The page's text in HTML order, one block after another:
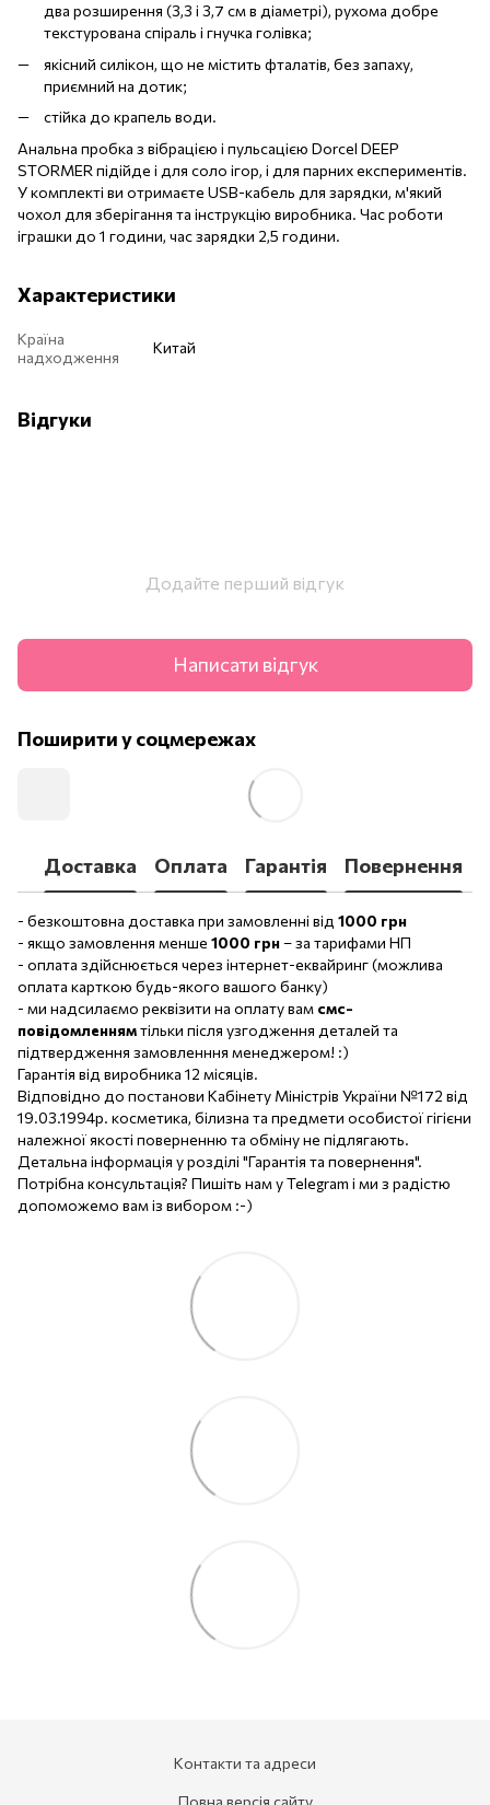
два розширення (3,3 і 3,7 см в діаметрі), рухома добре
текстурована спіраль і гнучка голівка;
якісний силікон, що не містить фталатів, без запаху,
приємний на дотик;
стійка до крапель води.
Анальна пробка з вібрацією і пульсацією Dorcel DEEP
STORMER підійде і для соло ігор, і для парних експериментів.
У комплекті ви отримаєте USB-кабель для зарядки, м'який
чохол для зберігання та інструкцію виробника. Час роботи
іграшки до 1 години, час зарядки 2,5 години.
Характеристики
Країна
надходження
Китай
Відгуки
Додайте перший відгук
Написати відгук
Поширити у соцмережах
Доставка Оплата Гарантія Повернення
- безкоштовна доставка при замовленні від 1000 грн
- якщо замовлення менше 1000 грн– за тарифами НП
- оплата здійснюється через інтернет-еквайринг (можлива
оплата карткою будь-якого вашого банку)
- ми надсилаємо реквізити на оплату вам смс-
повідомленнямтільки після узгодження деталей та
підтвердження замовленння менеджером! :)
Гарантія від виробника 12 місяців.
Відповідно до постанови Кабінету Міністрів України №172 від
19.03.1994р. косметика, білизна та предмети особистої гігієни
належної якості поверненню та обміну не підлягають.
Детальна інформація у розділі "Гарантія та повернення".
Потрібна консультація? Пишіть нам у Telegram і ми з радістю
допоможемо вам із вибором :-)
Контакти та адреси
Повна версія сайту